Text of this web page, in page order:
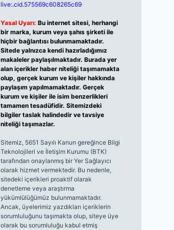
live:.cid.575569c608265c69
Yasal Uyarı: Bu internet sitesi, herhangi
bir marka, kurum veya şahıs şirketi ile
hiçbir bağlantısı bulunmamaktadır.
Sitede yalnızca kendi hazırladığımız
makaleler paylaşılmaktadır. Burada yer
alan içerikler haber niteliği taşımamakta
olup, gerçek kurum ve kişiler hakkında
paylaşım yapılmamaktadır. Gerçek
kurum ve kişiler ile isim benzerlikleri
tamamen tesadüfidir. Sitemizdeki
bilgiler taslak halindedir ve tavsiye
niteliği taşımazlar.
Sitemiz, 5651 Sayılı Kanun gereğince Bilgi
Teknolojileri ve İletişim Kurumu (BTK)
tarafından onaylanmış bir Yer Sağlayıcı
olarak hizmet vermektedir. Bu nedenle,
sitedeki içerikleri proaktif olarak
denetleme veya araştırma
yükümlülüğümüz bulunmamaktadır.
Ancak, üyelerimiz yazdıkları içeriklerin
sorumluluğunu taşımakta olup, siteye üye
olarak bu sorumluluğu kabul etmiş